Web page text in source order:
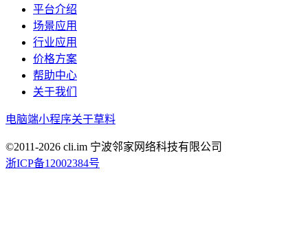
平台介绍
场景应用
行业应用
价格方案
帮助中心
关于我们
电脑端小程序关于草料
©2011-2026 cli.im 宁波邻家网络科技有限公司
浙ICP备12002384号